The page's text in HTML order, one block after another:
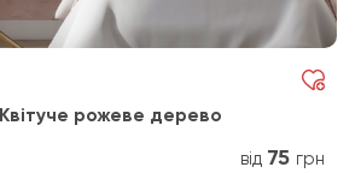
рожеве дерево
від 75 грн